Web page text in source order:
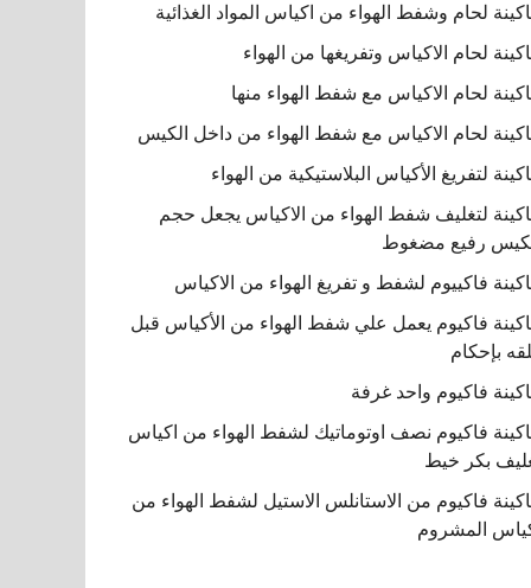
لحام وشفط الهواء من اكياس المواد الغذائية
لحام الاكياس وتفريغها من الهواء
لحام الاكياس مع شفط الهواء منها
لحام الاكياس مع شفط الهواء من داخل الكيس
لتفريغ الأكياس البلاستيكية من الهواء
لتغليف شفط الهواء من الاكياس يجعل حجم
رفيع مضغوط
فاكييوم لشفط و تفريغ الهواء من الاكياس
فاكيوم يعمل علي شفط الهواء من الأكياس قبل
بإحكام
فاكيوم واحد غرفة
فاكيوم نصف اوتوماتيك لشفط الهواء من اكياس
بكر خيط
فاكيوم من الاستانلس الاستيل لشفط الهواء من
المشروم